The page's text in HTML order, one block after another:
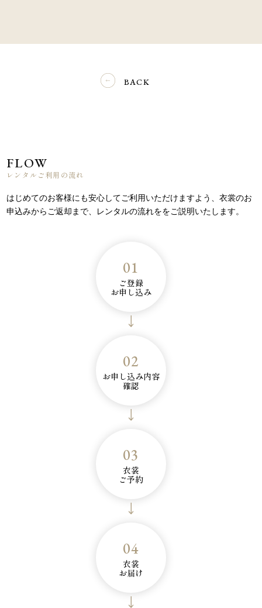
BACK
FLOW
レンタルご利用の流れ
はじめてのお客様にも安心してご利用いただけますよう、衣裳のお
申込みからご返却まで、レンタルの流れををご説明いたします。
01
ご登録
お申し込み
02
お申し込み内容
確認
03
衣裳
ご予約
04
衣裳
お届け